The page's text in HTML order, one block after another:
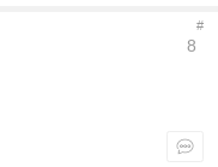
8
#